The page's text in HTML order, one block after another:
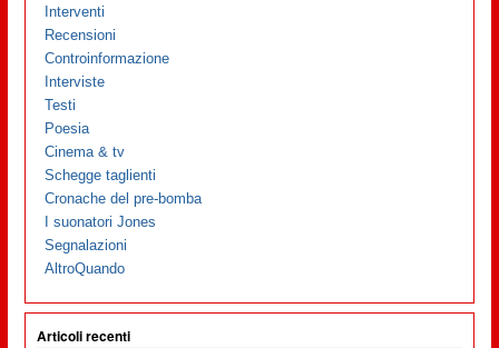
Interventi
Recensioni
Controinformazione
Interviste
Testi
Poesia
Cinema & tv
Schegge taglienti
Cronache del pre-bomba
I suonatori Jones
Segnalazioni
AltroQuando
Articoli recenti